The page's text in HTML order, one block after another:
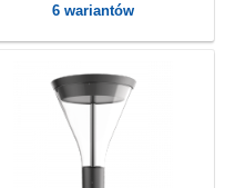
6 wariantów